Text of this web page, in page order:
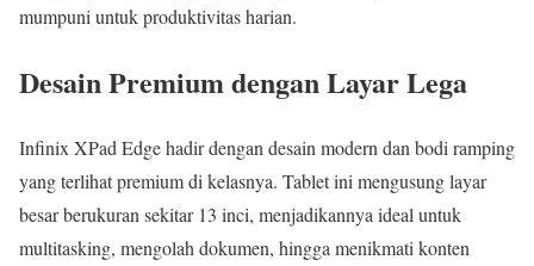
mumpuni untuk produktivitas harian.
Desain Premium dengan Layar Lega
Infinix XPad Edge hadir dengan desain modern dan bodi ramping
yang terlihat premium di kelasnya. Tablet ini mengusung layar
besar berukuran sekitar 13 inci, menjadikannya ideal untuk
multitasking, mengolah dokumen, hingga menikmati konten